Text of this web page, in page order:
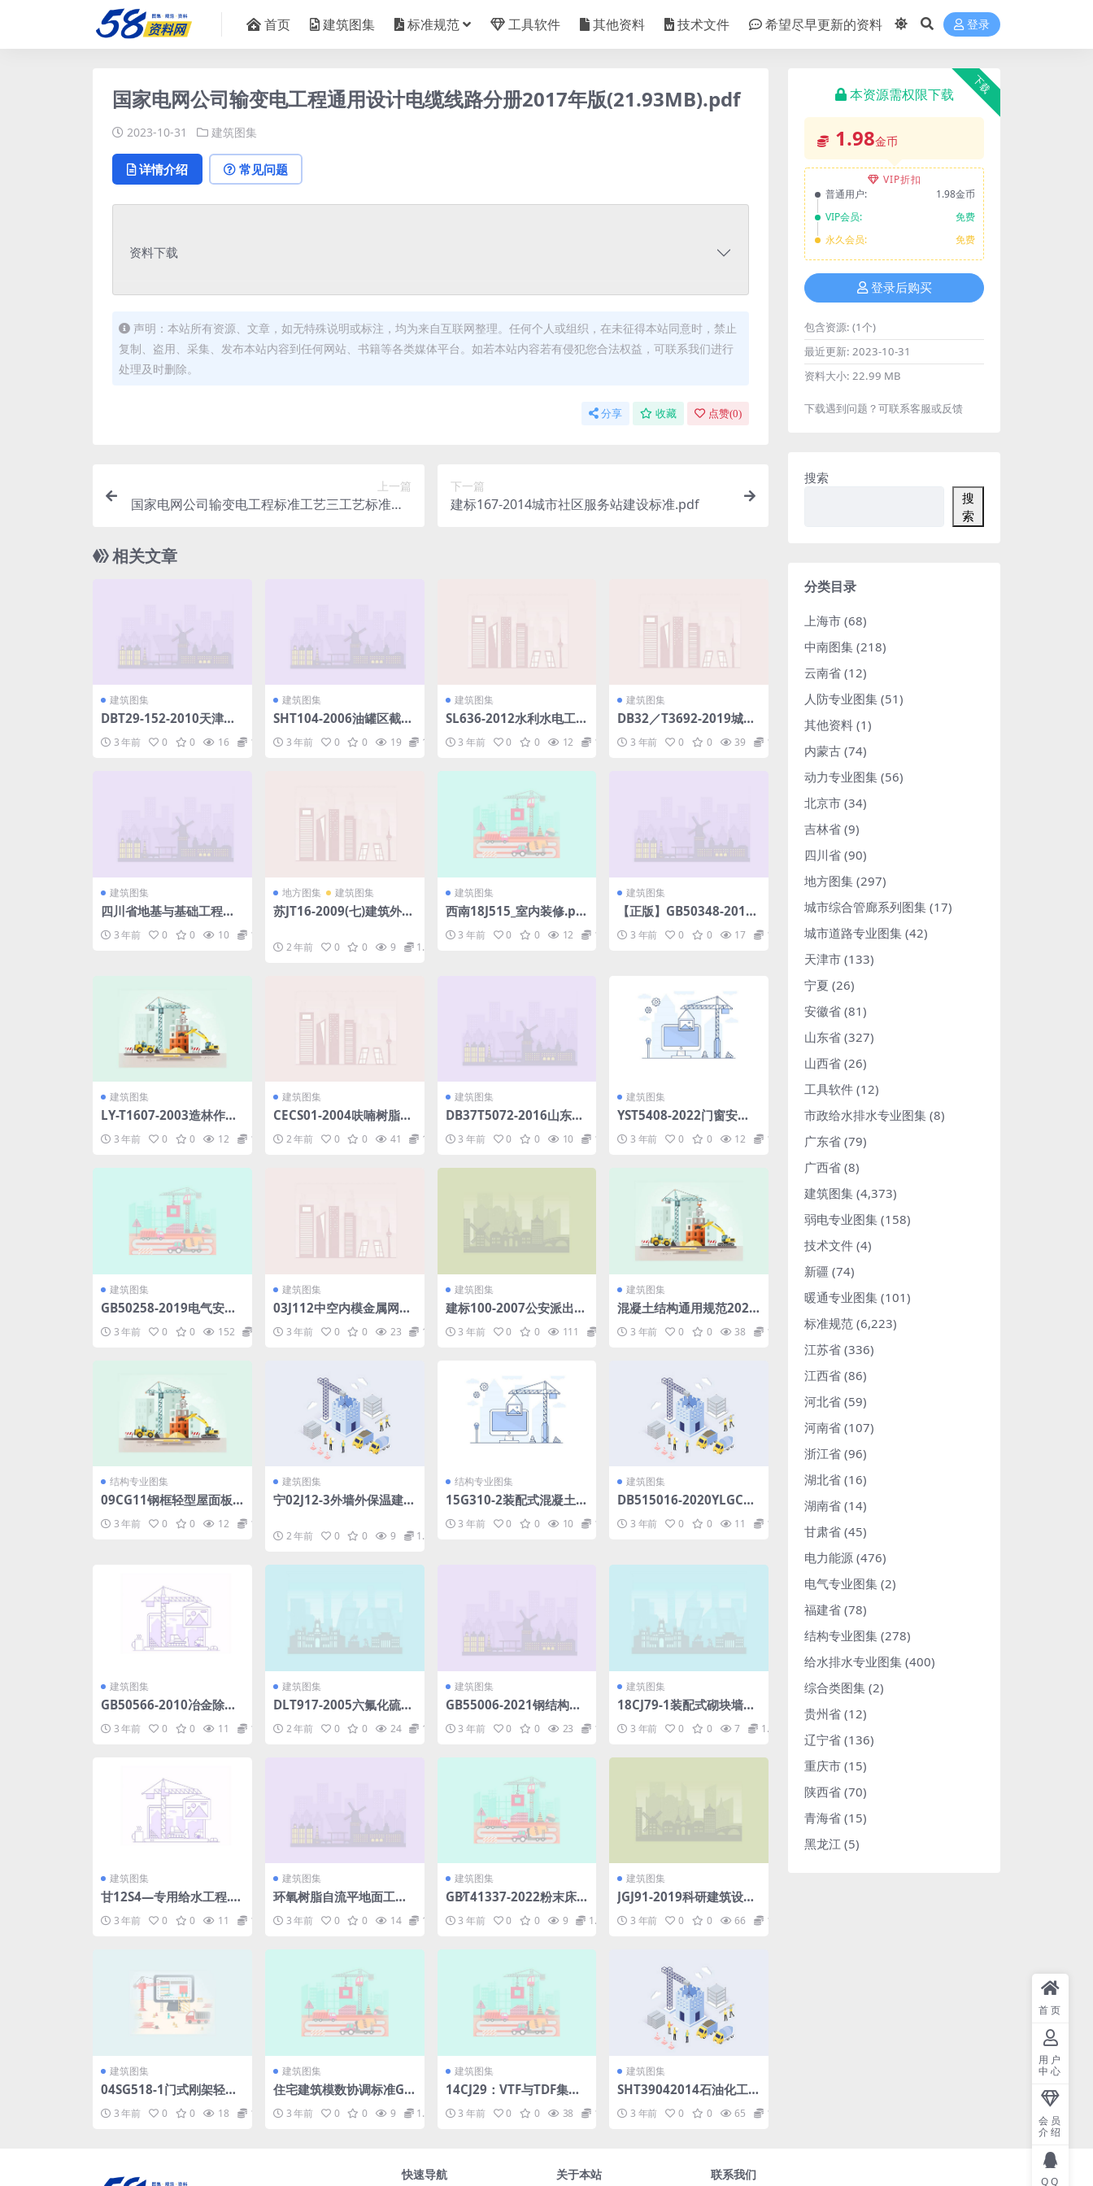
首页 建筑图集 标准规范 工具软件 其他资料 技术文件 希望尽早更新的资料 登录
国家电网公司输变电工程通用设计电缆线路分册2017年版(21.93MB).pdf
2023-10-31 建筑图集
详情介绍 常见问题
资料下载
声明：本站所有资源、文章，如无特殊说明或标注，均为来自互联网整理。任何个人或组织，在未征得本站同意时，禁止
复制、盗用、采集、发布本站内容到任何网站、书籍等各类媒体平台。如若本站内容若有侵犯您合法权益，可联系我们进行
处理及时删除。
分享 收藏 点赞(0)
上一篇
国家电网公司输变电工程标准工艺三工艺标准库2
下一篇
建标167-2014城市社区服务站建设标准.pdf
相关文章
建筑图集
DBT29-152-2010天津市
地下管线信息管理技术规
程.pdf
3 年前 0 0 16 1.98
建筑图集
SHT104-2006油罐区截油
排水设施安装图(辅).pdf
3 年前 0 0 19 1.98
建筑图集
SL636-2012水利水电工程
单元工程施工质量验收评
定标准-水轮发电机组安装
3 年前 0 0 12 1.98
建筑图集
DB32／T3692-2019城市
隧道照明设计标准.pdf
3 年前 0 0 39 1.98
建筑图集
四川省地基与基础工程施
017.pdf
3 年前 0 0 10 1.98
地方图集 建筑图集
苏JT16-2009(七)建筑外保
复合板外墙外保温系统.ra
r 2 年前 0 0 9 1.98
建筑图集
西南18J515_室内装修.pd
3 年前 0 0 12 1.98
建筑图集
【正版】GB50348-2018
f 3 年前 0 0 17 1.98
建筑图集
LY-T1607-2003造林作业
3 年前 0 0 12 1.98
建筑图集
CECS01-2004呋喃树脂防
腐蚀工程技术规程.rar
2 年前 0 0 41 1.98
建筑图集
DB37T5072-2016山东建
筑工程建筑结构施工技术
资料-全套资料表格.pdf
3 年前 0 0 10 1.98
建筑图集
YST5408-2022门窗安装
工程施工操作规程（报批
稿）.pdf
3 年前 0 0 12 1.98
建筑图集
GB50258-2019电气安装
pdf3 年前 0 0 152 1.98
建筑图集
03J112中空内模金属网水
3 年前 0 0 23 1.98
建筑图集
建标100-2007公安派出所
3 年前 0 0 111 1.98
建筑图集
混凝土结构通用规范2021.
3 年前 0 0 38 1.98
结构专业图集
09CG11钢框轻型屋面板.
3 年前 0 0 12 1.98
建筑图集
宁02J12-3外墙外保温建筑
粒.rar
2 年前 0 0 9 1.98
结构专业图集
15G310-2装配式混凝土连
接节点构造(剪力墙).pdf
3 年前 0 0 10 1.98
建筑图集
DB515016-2020YLGC四
川省城市园林绿化施工技
术标准园林工程施工技术
3 年前 0 0 11 1.98
建筑图集
GB50566-2010冶金除尘
规范.pdf
3 年前 0 0 11 1.98
建筑图集
DLT917-2005六氟化硫气
2 年前 0 0 24 1.98
建筑图集
GB55006-2021钢结构通
3 年前 0 0 23 1.98
建筑图集
18CJ79-1装配式砌块墙构
3 年前 0 0 7 1.98
建筑图集
甘12S4—专用给水工程.p
3 年前 0 0 11 1.98
建筑图集
环氧树脂自流平地面工程
3 年前 0 0 14 1.98
建筑图集
GB∕T41337-2022粉末床
熔融增材制造镍基合金(43
5.29KB)a3adbbff2a8cf5
3 年前 0 0 9 1.98
建筑图集
JGJ91-2019科研建筑设计
标准(21.06MB)e9455b7
6ef69ad4f.pdf
3 年前 0 0 66 1.98
建筑图集
04SG518-1门式刚架轻型
3 年前 0 0 18 1.98
建筑图集
住宅建筑模数协调标准GB
3 年前 0 0 9 1.98
建筑图集
14CJ29：VTF与TDF集成
pdf3 年前 0 0 38 1.98
建筑图集
SHT39042014石油化工
定.pdf
3 年前 0 0 65 1.98
下载
本资源需权限下载
1.98金币
VIP折扣
普通用户:
1.98金币
VIP会员:
免费
永久会员:
免费
登录后购买
包含资源: (1个)
最近更新: 2023-10-31
资料大小: 22.99 MB
下载遇到问题？可联系客服或反馈
搜索
搜
索
分类目录
上海市 (68)
中南图集 (218)
云南省 (12)
人防专业图集 (51)
其他资料 (1)
内蒙古 (74)
动力专业图集 (56)
北京市 (34)
吉林省 (9)
四川省 (90)
地方图集 (297)
城市综合管廊系列图集 (17)
城市道路专业图集 (42)
天津市 (133)
宁夏 (26)
安徽省 (81)
山东省 (327)
山西省 (26)
工具软件 (12)
市政给水排水专业图集 (8)
广东省 (79)
广西省 (8)
建筑图集 (4,373)
弱电专业图集 (158)
技术文件 (4)
新疆 (74)
暖通专业图集 (101)
标准规范 (6,223)
江苏省 (336)
江西省 (86)
河北省 (59)
河南省 (107)
浙江省 (96)
湖北省 (16)
湖南省 (14)
甘肃省 (45)
电力能源 (476)
电气专业图集 (2)
福建省 (78)
结构专业图集 (278)
给水排水专业图集 (400)
综合类图集 (2)
贵州省 (12)
辽宁省 (136)
重庆市 (15)
陕西省 (70)
青海省 (15)
黑龙江 (5)
快速导航 关于本站 联系我们
首页
用户
中心
会员
介绍
QQ